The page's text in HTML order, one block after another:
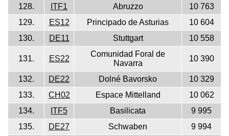
128.
ITF1 Abruzzo
10 763
129.
ES12 Principado de Asturias
10 604
130.
DE11 Stuttgart 10 558
131. ES22
Comunidad Foral de
Navarra
10 390
132. DE22 Dolné Bavorsko
10 329
133.
CH02 Espace Mittelland
10 062
134.
ITF5 Basilicata
9 995
135.
DE27 Schwaben
9 994